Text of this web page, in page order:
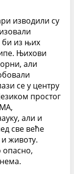
изводили су
би из њих
Њихови
али
се у центру
простог
али и
све веће
животу.
опасно,